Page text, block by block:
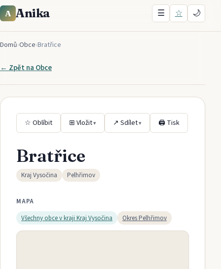
A Anika ☰ ☆ 🌙
Domů›Obce›Bratřice
← Zpět na Obce
☆ Oblíbit ⊞ Vložit▾ ↗ Sdílet▾ 🖨 Tisk
Bratřice
Kraj Vysočina Pelhřimov
MAPA
Všechny obce v kraji Kraj Vysočina OkresPelhřimov